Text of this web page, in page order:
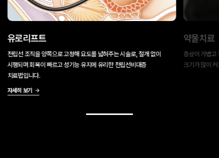
유로리프트
전립선 조직을 양쪽으로 고정해 요도를 넓혀주는 시술로, 절개 없이
시행되며 회복이 빠르고 성기능 유지에 유리한 전립선비대증
치료법입니다.
자세히 보기
약물치료
증상이 가볍고
크기가 많이